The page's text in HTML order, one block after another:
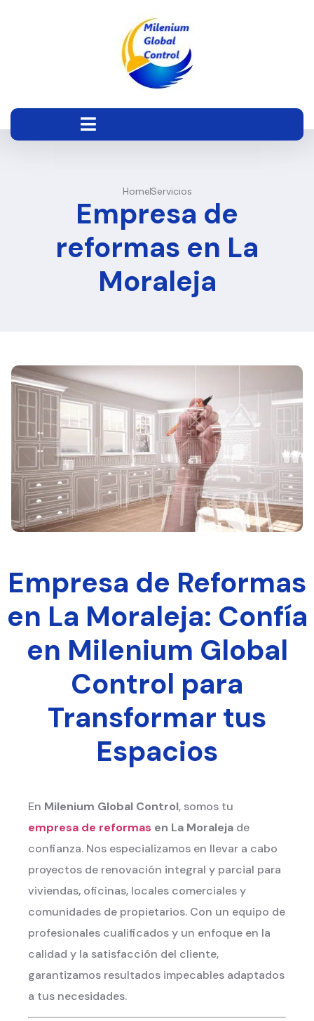
HomeServicios
Empresa de
reformas en La
Moraleja
Empresa de Reformas
en La Moraleja: Confía
en Milenium Global
Control para
Transformar tus
Espacios
En Milenium Global Control, somos tu
empresa de reformas en La Moraleja de
confianza. Nos especializamos en llevar a cabo
proyectos de renovación integral y parcial para
viviendas, oficinas, locales comerciales y
comunidades de propietarios. Con un equipo de
profesionales cualificados y un enfoque en la
calidad y la satisfacción del cliente,
garantizamos resultados impecables adaptados
a tus necesidades.